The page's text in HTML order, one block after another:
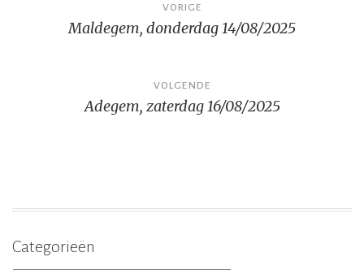
navigatie
VORIGE
Maldegem, donderdag 14/08/2025
VOLGENDE
Adegem, zaterdag 16/08/2025
Categorieën